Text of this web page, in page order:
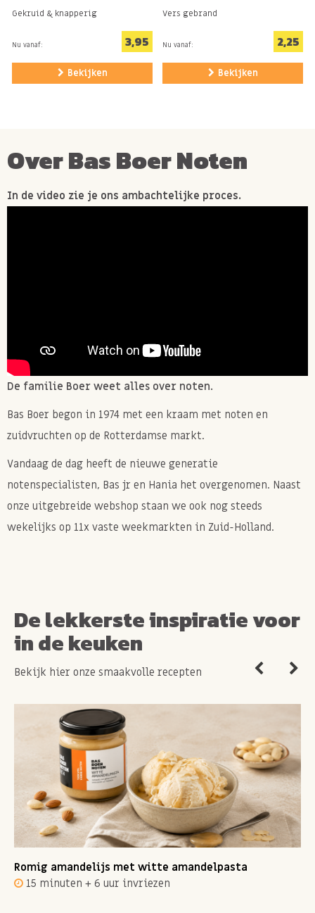
Gekruid & knapperig
Nu vanaf: 3,95
Bekijken
Vers gebrand
Nu vanaf: 2,25
Bekijken
Over Bas Boer Noten
De familie Boer weet alles over noten.
Bas Boer begon in 1974 met een kraam met noten en
zuidvruchten op de Rotterdamse markt.
Vandaag de dag heeft de nieuwe generatie
notenspecialisten, Bas jr en Hania het overgenomen. Naast
onze uitgebreide webshop staan we ook nog steeds
wekelijks op 11x vaste weekmarkten in Zuid-Holland.
In de video zie je ons ambachtelijke proces.
De lekkerste inspiratie voor
in de keuken
Bekijk hier onze smaakvolle recepten
Romig amandelijs met witte amandelpasta
15 minuten + 6 uur invriezen